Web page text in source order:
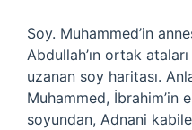
Soy. Muhammed’in
Abdullah’ın ortak
uzanan soy haritası.
Muhammed, İbrahim’in
soyundan, Adnani